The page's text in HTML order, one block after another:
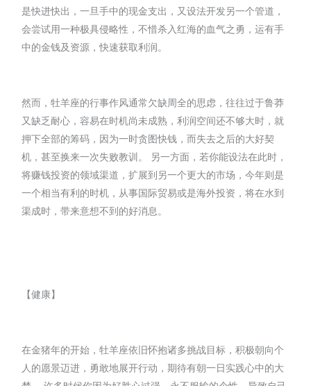
是快进快出，一旦手中的现金支出，又设法开发另一个管道，
会尝试用一种极具侵略性，不惜杀入红海的血气之勇，运有手
中的金钱及资源，快速获取利润。
然而，牡羊座的行事作风通常欠缺周全的思虑，往往过于鲁莽
又缺乏耐心，容易在时机尚未成熟，利润空间还不够大时，就
押下全部的筹码，因为一时贪图快钱，而失去之后的大好契
机，甚至换来一次失败教训。 另一方面，若你能设法在此时，
将赚钱投资的领域渠道，扩展到另一个更大的市场，今年则是
一个相当有利的时机，从事国际贸易或是海外投资，将在水到
渠成时，带来意想不到的好消息。
【健康】
在金猪年的开始，牡羊座依旧怀抱诸多挑战目标，积极朝向个
人的愿景迈进，勇敢地展开行动，期待有朝一日实践心中的大